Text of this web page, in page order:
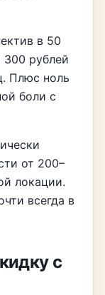
в 50
300 рублей
Плюс ноль
боли с
от 200–
локации.
всегда в
с